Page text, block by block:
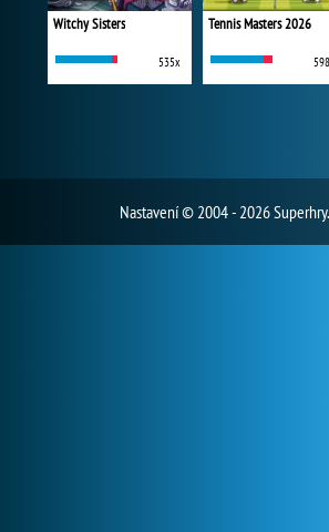
Witchy Sisters
535x
Tennis Masters 2026
Nastavení© 2004 - 2026